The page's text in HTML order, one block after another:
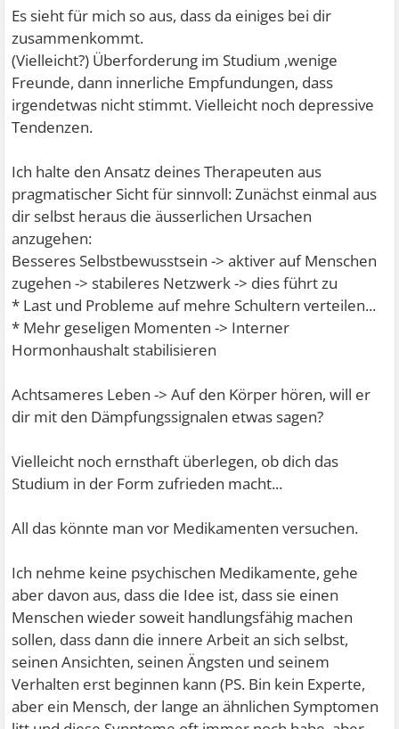
Es sieht für mich so aus, dass da einiges bei dir
zusammenkommt.
(Vielleicht?) Überforderung im Studium ,wenige
Freunde, dann innerliche Empfundungen, dass
irgendetwas nicht stimmt. Vielleicht noch depressive
Tendenzen.
Ich halte den Ansatz deines Therapeuten aus
pragmatischer Sicht für sinnvoll: Zunächst einmal aus
dir selbst heraus die äusserlichen Ursachen
anzugehen:
Besseres Selbstbewusstsein -> aktiver auf Menschen
zugehen -> stabileres Netzwerk -> dies führt zu
* Last und Probleme auf mehre Schultern verteilen...
* Mehr geseligen Momenten -> Interner
Hormonhaushalt stabilisieren
Achtsameres Leben -> Auf den Körper hören, will er
dir mit den Dämpfungssignalen etwas sagen?
Vielleicht noch ernsthaft überlegen, ob dich das
Studium in der Form zufrieden macht...
All das könnte man vor Medikamenten versuchen.
Ich nehme keine psychischen Medikamente, gehe
aber davon aus, dass die Idee ist, dass sie einen
Menschen wieder soweit handlungsfähig machen
sollen, dass dann die innere Arbeit an sich selbst,
seinen Ansichten, seinen Ängsten und seinem
Verhalten erst beginnen kann (PS. Bin kein Experte,
aber ein Mensch, der lange an ähnlichen Symptomen